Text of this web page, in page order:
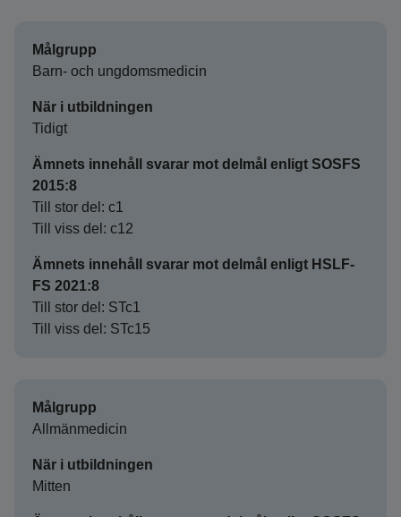
Målgrupp
Barn- och ungdomsmedicin
När i utbildningen
Tidigt
Ämnets innehåll svarar mot delmål enligt SOSFS
2015:8
Till stor del: c1
Till viss del: c12
Ämnets innehåll svarar mot delmål enligt HSLF-
FS 2021:8
Till stor del: STc1
Till viss del: STc15
Målgrupp
Allmänmedicin
När i utbildningen
Mitten